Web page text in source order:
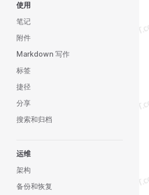
使用
笔记
附件
Markdown 写作
标签
捷径
分享
搜索和归档
运维
架构
备份和恢复